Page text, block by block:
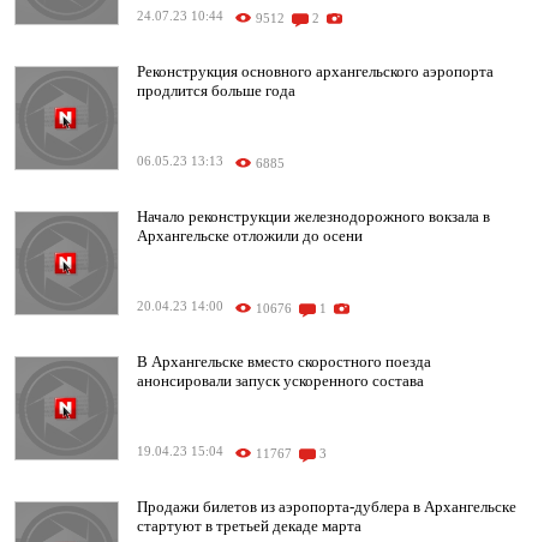
24.07.23 10:44 9512 2
Реконструкция основного архангельского аэропорта
продлится больше года
06.05.23 13:13 6885
Начало реконструкции железнодорожного вокзала в
Архангельске отложили до осени
20.04.23 14:00 10676 1
В Архангельске вместо скоростного поезда
анонсировали запуск ускоренного состава
19.04.23 15:04 11767 3
Продажи билетов из аэропорта-дублера в Архангельске
стартуют в третьей декаде марта